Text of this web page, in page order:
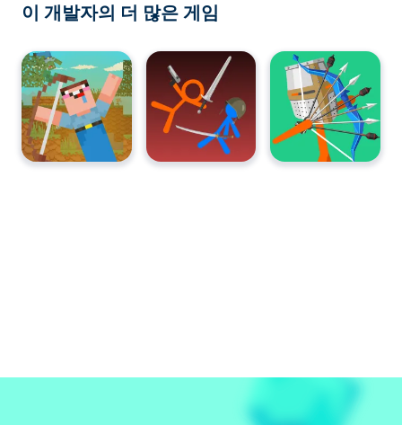
이 개발자의 더 많은 게임